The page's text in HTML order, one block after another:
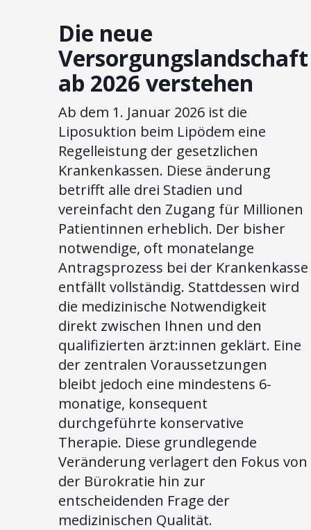
Die neue
Versorgungslandschaft
ab 2026 verstehen
Ab dem 1. Januar 2026 ist die
Liposuktion beim Lipödem eine
Regelleistung der gesetzlichen
Krankenkassen. Diese änderung
betrifft alle drei Stadien und
vereinfacht den Zugang für Millionen
Patientinnen erheblich. Der bisher
notwendige, oft monatelange
Antragsprozess bei der Krankenkasse
entfällt vollständig. Stattdessen wird
die medizinische Notwendigkeit
direkt zwischen Ihnen und den
qualifizierten ärzt:innen geklärt. Eine
der zentralen Voraussetzungen
bleibt jedoch eine mindestens 6-
monatige, konsequent
durchgeführte konservative
Therapie. Diese grundlegende
Veränderung verlagert den Fokus von
der Bürokratie hin zur
entscheidenden Frage der
medizinischen Qualität.